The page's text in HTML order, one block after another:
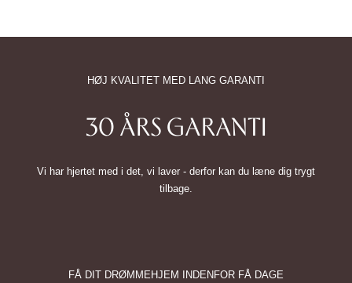
HØJ KVALITET MED LANG GARANTI
30 ÅRS GARANTI
Vi har hjertet med i det, vi laver - derfor kan du læne dig trygt
tilbage.
FÅ DIT DRØMMEHJEM INDENFOR FÅ DAGE